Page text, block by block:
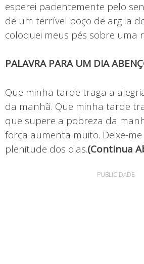
esperei pacientemente pelo
de um terrível poço de argila
coloquei meus pés sobre uma
PALAVRA PARA UM DIA
Que minha tarde traga a
da manhã. Que minha tarde
que supere a pobreza da
força aumenta muito. Deixe-
plenitude dos dias.(Continua
PUBLICIDADE